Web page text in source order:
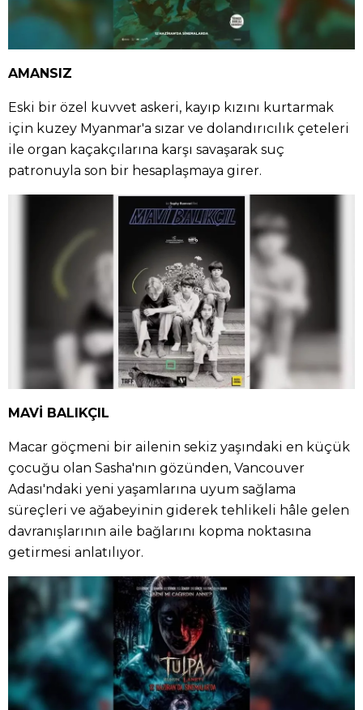
AMANSIZ
Eski bir özel kuvvet askeri, kayıp kızını kurtarmak
için kuzey Myanmar'a sızar ve dolandırıcılık çeteleri
ile organ kaçakçılarına karşı savaşarak suç
patronuyla son bir hesaplaşmaya girer.
MAVİ BALIKÇIL
Macar göçmeni bir ailenin sekiz yaşındaki en küçük
çocuğu olan Sasha'nın gözünden, Vancouver
Adası'ndaki yeni yaşamlarına uyum sağlama
süreçleri ve ağabeyinin giderek tehlikeli hâle gelen
davranışlarının aile bağlarını kopma noktasına
getirmesi anlatılıyor.